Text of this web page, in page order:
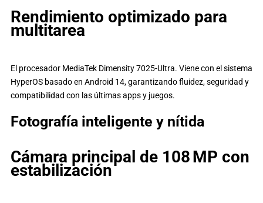
Rendimiento optimizado para
multitarea
El procesador MediaTek Dimensity 7025-Ultra. Viene con el sistema
HyperOS basado en Android 14, garantizando fluidez, seguridad y
compatibilidad con las últimas apps y juegos.
Fotografía inteligente y nítida
Cámara principal de 108 MP con
estabilización